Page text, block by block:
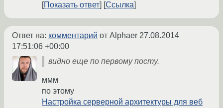
Показать ответ
Ссылка
Ответ на: комментарий от Alphaer 27.08.2014
17:51:06 +00:00
видно еще по первому посту.
ммм
по этому
Настройка серверной архитектуры для веб